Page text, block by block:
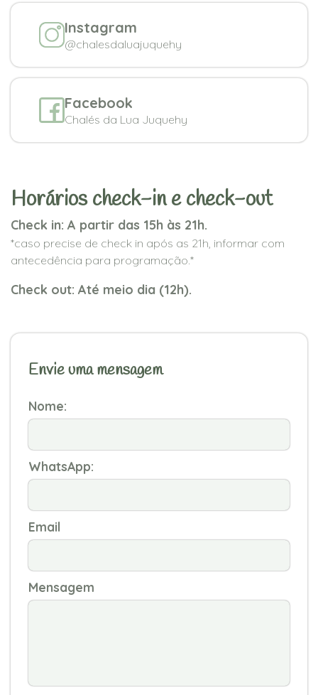
Instagram
@chalesdaluajuquehy
Facebook
Chalés da Lua Juquehy
Horários check-in e check-out
Check in: A partir das 15h às 21h.
*caso precise de check in após as 21h, informar com
antecedência para programação.*
Check out: Até meio dia (12h).
Envie uma mensagem
Nome:
WhatsApp:
Email
Mensagem